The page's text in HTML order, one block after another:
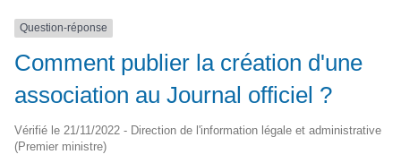
Question-réponse
Comment publier la création d'une
association au Journal officiel ?
Vérifié le 21/11/2022 - Direction de l'information légale et administrative
(Premier ministre)